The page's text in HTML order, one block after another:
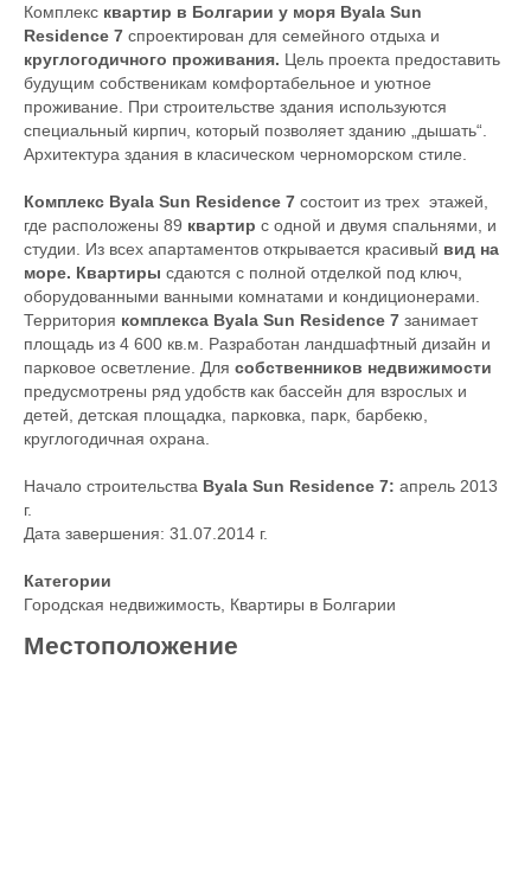
Комплекс квартир в Болгарии у моря Byala Sun
Residence 7 спроектирован для семейного отдыха и
круглогодичного проживания. Цель проекта предоставить
будущим собственикам комфортабельное и уютное
проживание. При строительстве здания используются
специальный кирпич, который позволяет зданию „дышать“.
Архитектура здания в класическом черноморском стиле.
Комплекс Byala Sun Residence 7 состоит из трех этажей,
где расположены 89 квартир с одной и двумя спальнями, и
студии. Из всех апартаментов открывается красивый вид на
море. Квартиры сдаются с полной отделкой под ключ,
оборудованными ванными комнатами и кондиционерами.
Территория комплекса Byala Sun Residence 7 занимает
площадь из 4 600 кв.м. Разработан ландшафтный дизайн и
парковое осветление. Для собственников недвижимости
предусмотрены ряд удобств как бассейн для взрослых и
детей, детская площадка, парковка, парк, барбекю,
круглогодичная охрана.
Начало строительства Byala Sun Residence 7: апрель 2013
г.
Дата завершения: 31.07.2014 г.
Категории
Городская недвижимость, Квартиры в Болгарии
Местоположение